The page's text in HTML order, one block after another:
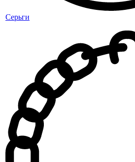
Серьги